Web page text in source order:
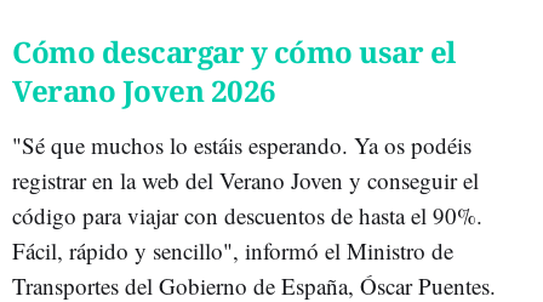
Cómo descargar y cómo usar el
Verano Joven 2026
"Sé que muchos lo estáis esperando. Ya os podéis
registrar en la web del Verano Joven y conseguir el
código para viajar con descuentos de hasta el 90%.
Fácil, rápido y sencillo", informó el Ministro de
Transportes del Gobierno de España, Óscar Puentes.